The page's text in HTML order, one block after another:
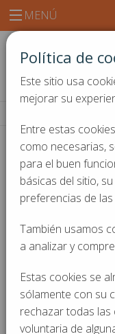
MENÚ
Política de
Este sitio usa
mejorar su
Entre estas
como necesarias,
para el buen
básicas del sitio,
preferencias de
También usamos
a analizar y
Estas cookies se
sólamente con su
rechazar todas las
voluntaria de